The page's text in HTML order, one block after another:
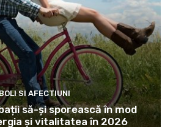
SI AFECTIUNI
să-și sporească în mod
și vitalitatea în 2026